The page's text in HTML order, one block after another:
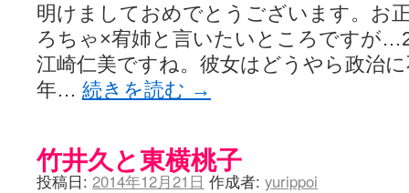
明けましておめでとうございます。お
ろちゃ×宥姉と言いたいところですが
江崎仁美ですね。彼女はどうやら政治
年… 続きを読む →
竹井久と東横桃子
投稿日: 2014年12月21日 作成者: yurippoi